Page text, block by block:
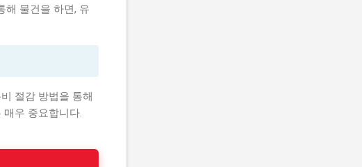
해 물건을 하면, 유
절감 방법을 통해
우 중요합니다.